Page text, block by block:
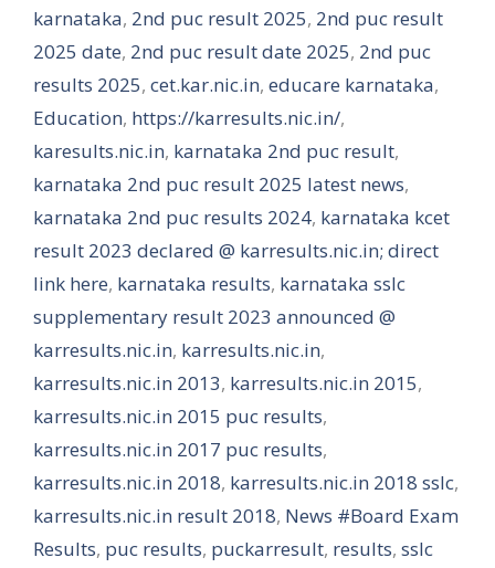
karnataka, 2nd puc result 2025, 2nd puc result
2025 date, 2nd puc result date 2025, 2nd puc
results 2025, cet.kar.nic.in, educare karnataka,
Education, https://karresults.nic.in/,
karesults.nic.in, karnataka 2nd puc result,
karnataka 2nd puc result 2025 latest news,
karnataka 2nd puc results 2024, karnataka kcet
result 2023 declared @ karresults.nic.in; direct
link here, karnataka results, karnataka sslc
supplementary result 2023 announced @
karresults.nic.in, karresults.nic.in,
karresults.nic.in 2013, karresults.nic.in 2015,
karresults.nic.in 2015 puc results,
karresults.nic.in 2017 puc results,
karresults.nic.in 2018, karresults.nic.in 2018 sslc,
karresults.nic.in result 2018, News #Board Exam
Results, puc results, puckarresult, results, sslc